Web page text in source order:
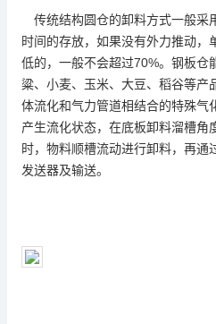
传统结构圆仓的卸料方式一般采
时间的存放，如果没有外力推动，
低的，一般不会超过70%。钢板仓
粱、小麦、玉米、大豆、稻谷等产
体流化和气力管道相结合的特殊气
产生流化状态，在底板卸料溜槽角
时，物料顺槽流动进行卸料，再通
发送器及输送。